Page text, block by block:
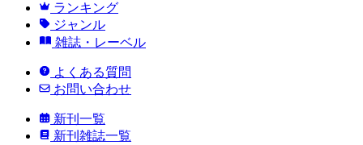
ランキング
ジャンル
雑誌・レーベル
よくある質問
お問い合わせ
新刊一覧
新刊雑誌一覧